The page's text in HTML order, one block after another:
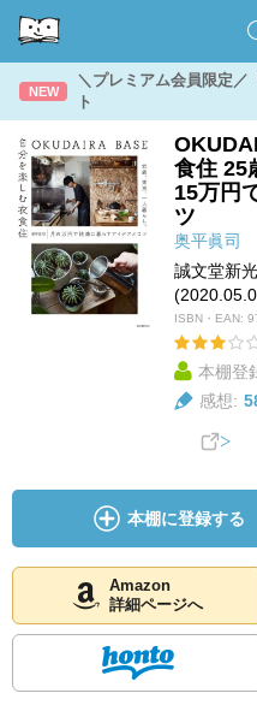
NEW
＼プレミアム会員限定／
ト
食住 25
15万円
ツ
奥平眞司
誠文堂新
ISBN・EAN:
本棚登
感想:
本棚に登録する
Amazon
詳細ページへ